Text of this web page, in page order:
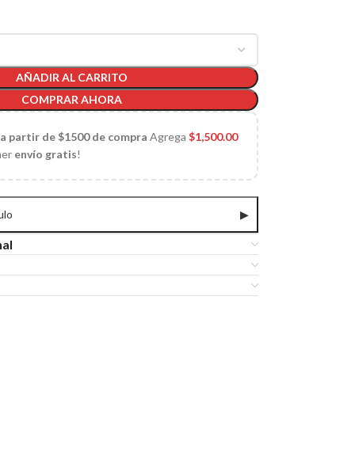
AÑADIR AL CARRITO
COMPRAR AHORA
partir de $1500 de compra Agrega$1,500.00
envío gratis!
▶